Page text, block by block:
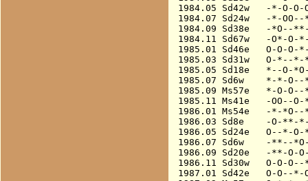
1984.05 Sd42w   -*-O-
1984.07 Sd24w   -*-
1984.09 Sd38e   -*O--
1984.11 Sd67w   -O*-O-
1985.01 Sd46e   O-O-
1985.03 Sd31w   O-*--*-
1985.05 Sd18e   *--O-
1985.07 Sd6w    *-*-O--
1985.09 Ms57e   *-O-
1985.11 Ms41e   -OO--
1986.01 Ms54e   -*-
1986.03 Sd8e    -O-**-
1986.05 Sd24e   O--*-
1986.07 Sd6w    -**--
1986.09 Sd20e   -**-O-
1986.11 Sd30w   O-O-
1987.01 Sd42e   O-O--*-